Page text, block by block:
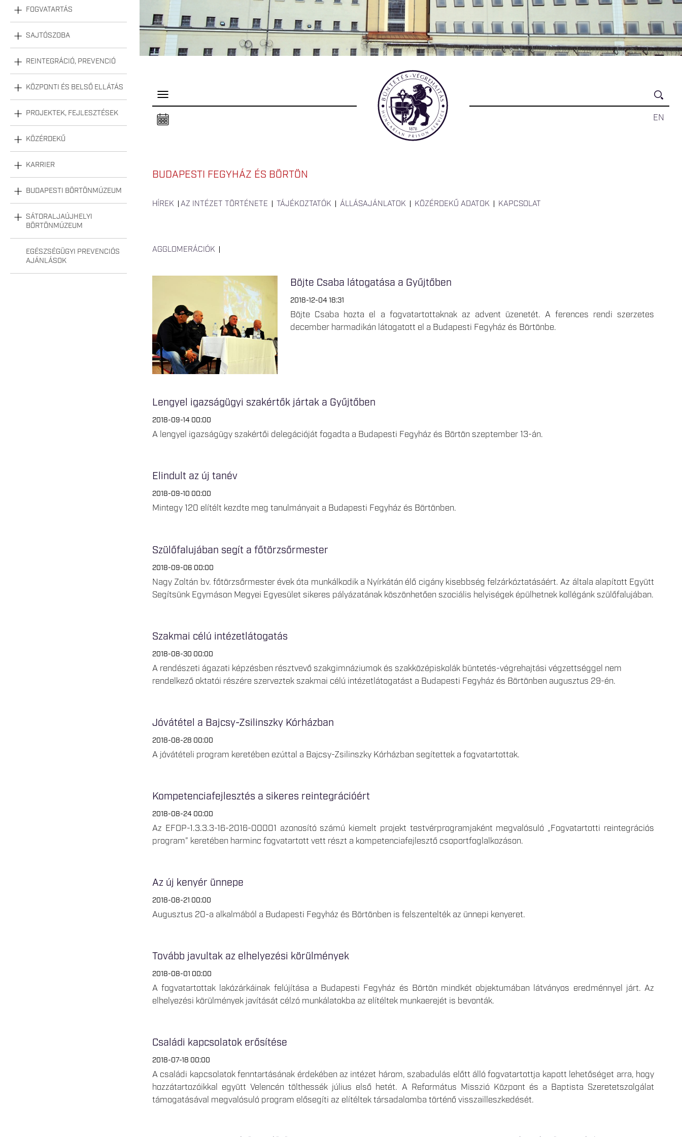
FOGVATARTÁS
SAJTÓSZOBA
REINTEGRÁCIÓ, PREVENCIÓ
KÖZPONTI ÉS BELSŐ ELLÁTÁS
PROJEKTEK, FEJLESZTÉSEK
KÖZÉRDEKŰ
KARRIER
BUDAPESTI BÖRTÖNMÚZEUM
SÁTORALJAÚJHELYI
BÖRTÖNMÚZEUM
EGÉSZSÉGÜGYI PREVENCIÓS
AJÁNLÁSOK
EN
P
e
l
s
a
BUDAPESTI FEGYHÁZ ÉS BÖRTÖN
HÍREK AZ INTÉZET TÖRTÉNETE TÁJÉKOZTATÓK ÁLLÁSAJÁNLATOK KÖZÉRDEKŰ ADATOK KAPCSOLAT
AGGLOMERÁCIÓK
Böjte Csaba látogatása a Gyűjtőben
2018-12-04 18:31
Böjte Csaba hozta el a fogvatartottaknak az advent üzenetét. A ferences rendi szerzetes
december harmadikán látogatott el a Budapesti Fegyház és Börtönbe.
Lengyel igazságügyi szakértők jártak a Gyűjtőben
2018-09-14 00:00
A lengyel igazságügy szakértői delegációját fogadta a Budapesti Fegyház és Börtön szeptember 13-án.
Elindult az új tanév
2018-09-10 00:00
Mintegy 120 elítélt kezdte meg tanulmányait a Budapesti Fegyház és Börtönben.
Szülőfalujában segít a főtörzsőrmester
2018-09-06 00:00
Nagy Zoltán bv. főtörzsőrmester évek óta munkálkodik a Nyírkátán élő cigány kisebbség felzárkóztatásáért. Az általa alapított Együtt
Segítsünk Egymáson Megyei Egyesület sikeres pályázatának köszönhetően szociális helyiségek épülhetnek kollégánk szülőfalujában.
Szakmai célú intézetlátogatás
2018-08-30 00:00
A rendészeti ágazati képzésben résztvevő szakgimnáziumok és szakközépiskolák büntetés-végrehajtási végzettséggel nem
rendelkező oktatói részére szerveztek szakmai célú intézetlátogatást a Budapesti Fegyház és Börtönben augusztus 29-én.
Jóvátétel a Bajcsy-Zsilinszky Kórházban
2018-08-28 00:00
A jóvátételi program keretében ezúttal a Bajcsy-Zsilinszky Kórházban segítettek a fogvatartottak.
Kompetenciafejlesztés a sikeres reintegrációért
2018-08-24 00:00
Az EFOP-1.3.3.3-16-2016-00001 azonosító számú kiemelt projekt testvérprogramjaként megvalósuló „Fogvatartotti reintegrációs
program” keretében harminc fogvatartott vett részt a kompetenciafejlesztő csoportfoglalkozáson.
Az új kenyér ünnepe
2018-08-21 00:00
Augusztus 20-a alkalmából a Budapesti Fegyház és Börtönben is felszentelték az ünnepi kenyeret.
Tovább javultak az elhelyezési körülmények
2018-08-01 00:00
A fogvatartottak lakózárkáinak felújítása a Budapesti Fegyház és Börtön mindkét objektumában látványos eredménnyel járt. Az
elhelyezési körülmények javítását célzó munkálatokba az elítéltek munkaerejét is bevonták.
Családi kapcsolatok erősítése
2018-07-18 00:00
A családi kapcsolatok fenntartásának érdekében az intézet három, szabadulás előtt álló fogvatartottja kapott lehetőséget arra, hogy
hozzátartozóikkal együtt Velencén tölthessék július első hetét. A Református Misszió Központ és a Baptista Szeretetszolgálat
támogatásával megvalósuló program elősegíti az elítéltek társadalomba történő visszailleszkedését.